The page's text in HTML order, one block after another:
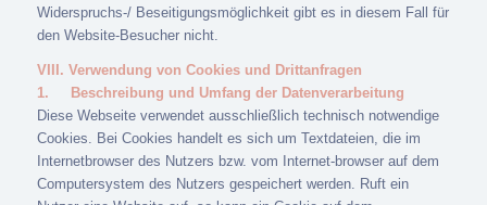
Widerspruchs-/ Beseitigungsmöglichkeit gibt es in diesem Fall für
den Website-Besucher nicht.
VIII. Verwendung von Cookies und Drittanfragen
1.
Beschreibung und Umfang der Datenverarbeitung
Diese Webseite verwendet ausschließlich technisch notwendige
Cookies. Bei Cookies handelt es sich um Textdateien, die im
Internetbrowser des Nutzers bzw. vom Internet-browser auf dem
Computersystem des Nutzers gespeichert werden. Ruft ein